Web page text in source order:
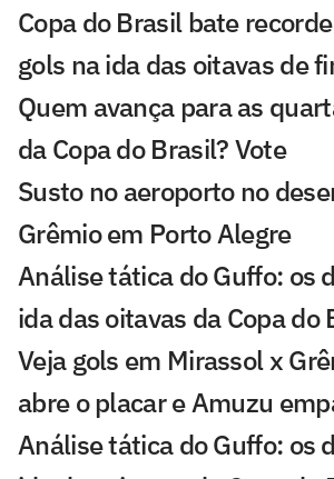
Copa do Brasil bate
gols na ida das oitavas de
Quem avança para as
da Copa do Brasil? Vote
Susto no aeroporto no
Grêmio em Porto Alegre
Análise tática do Guffo: os
ida das oitavas da Copa do
Veja gols em Mirassol x
abre o placar e Amuzu
Análise tática do Guffo: os